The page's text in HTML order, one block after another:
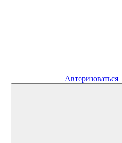
Авторизоваться